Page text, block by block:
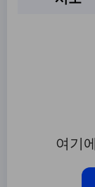
여기